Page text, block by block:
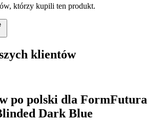
którzy kupili ten produkt.
klientów
po polski dla FormFutura
Dark Blue